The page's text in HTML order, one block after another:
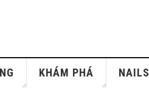
KHÁM PHÁ NAILS